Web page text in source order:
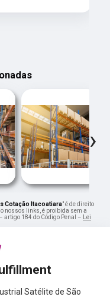
›
Cotação Itacoatiara" é de direito
nossos links, é proibida sem a
artigo 184 do Código Penal – Lei
Satélite de São